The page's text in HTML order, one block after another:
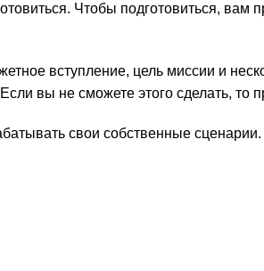
Чтобы подготовиться, вам
вступление, цель миссии и
вы не сможете этого сделать, то
свои собственные сценарии.